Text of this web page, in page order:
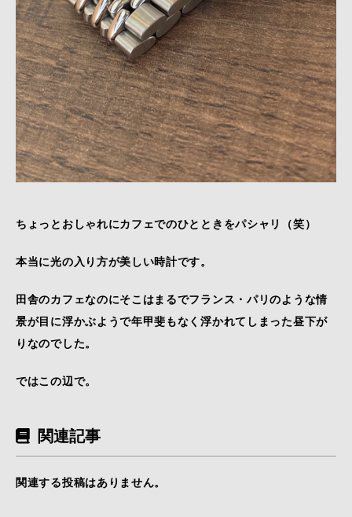
ちょっとおしゃれにカフェでのひとときをパシャリ（笑）
本当に光の入り方が美しい時計です。
田舎のカフェなのにそこはまるでフランス・パリのような情
景が目に浮かぶようで年甲斐もなく浮かれてしまった昼下が
りなのでした。
ではこの辺で。
関連記事
関連する投稿はありません。